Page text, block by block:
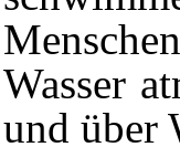
Wasser
und über